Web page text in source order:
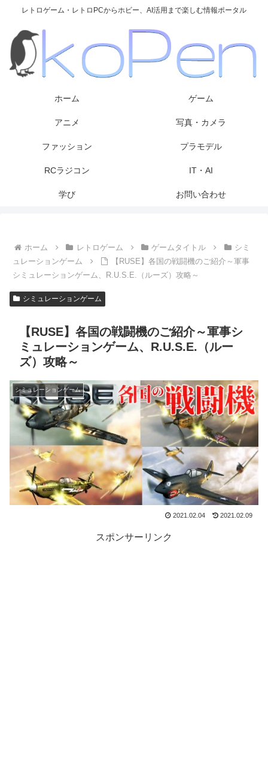
レトロゲーム・レトロPCからホビー、AI活用まで楽しむ情報ポータル
ホーム ゲーム
アニメ 写真・カメラ
ファッション プラモデル
RCラジコン IT・AI
学び お問い合わせ
ホーム レトロゲーム ゲームタイトル
シミ
ュレーションゲーム
【RUSE】各国の戦闘機のご紹介～軍事
シミュレーションゲーム、R.U.S.E.（ルーズ）攻略～
シミュレーションゲーム
【RUSE】各国の戦闘機のご紹介～軍事シ
ミュレーションゲーム、R.U.S.E.（ルー
ズ）攻略～
シミュレーションゲーム
2021.02.04 2021.02.09
スポンサーリンク